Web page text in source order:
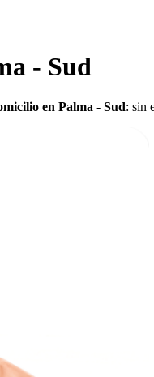
- Sud
en Palma - Sud: sin